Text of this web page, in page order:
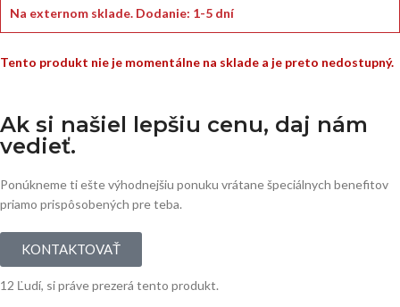
Na externom sklade. Dodanie: 1-5 dní
Tento produkt nie je momentálne na sklade a je preto nedostupný.
Ak si našiel lepšiu cenu, daj nám
vedieť.
Ponúkneme ti ešte výhodnejšiu ponuku vrátane špeciálnych benefitov
priamo prispôsobených pre teba.
KONTAKTOVAŤ
12 Ľudí, si práve prezerá tento produkt.